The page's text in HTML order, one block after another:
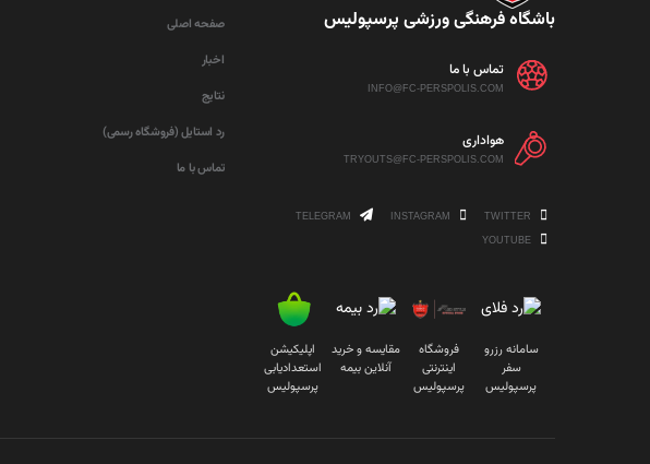
باشگاه فرهنگی ورزشی پرسپولیس
تماس با ما
INFO@FC-PERSPOLIS.COM
هواداری
TRYOUTS@FC-PERSPOLIS.COM
سامانه رزرو
سفر
پرسپولیس
فروشگاه
اینترنتی
پرسپولیس
مقایسه و خرید
آنلاین بیمه
اپلیکیشن
استعدادیابی
پرسپولیس
صفحه اصلی
اخبار
نتایج
رد استایل (فروشگاه رسمی)
تماس با ما